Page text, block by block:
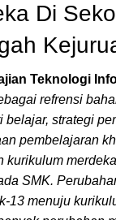
Di
Teknologi
refrensi
belajar, strategi
pembelajaran
kurikulum
SMK.
13 menuju